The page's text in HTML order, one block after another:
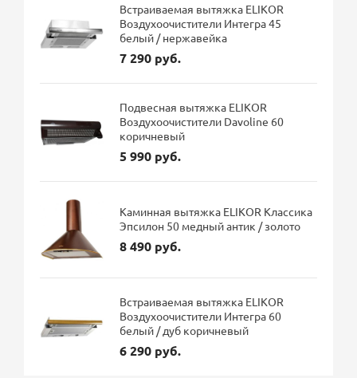
Встраиваемая вытяжка ELIKOR
Воздухоочистители Интегра 45
белый / нержавейка
7 290 руб.
Подвесная вытяжка ELIKOR
Воздухоочистители Davoline 60
коричневый
5 990 руб.
Каминная вытяжка ELIKOR Классика
Эпсилон 50 медный антик / золото
8 490 руб.
Встраиваемая вытяжка ELIKOR
Воздухоочистители Интегра 60
белый / дуб коричневый
6 290 руб.